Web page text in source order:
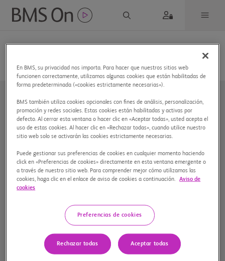
Nuestra compañía
Preferencias de cookies
Productos BMS
En BMS, su privacidad nos importa. Para hacer que nuestros sitios web
funcionen correctamente, utilizamos algunas cookies que están habilitadas de
forma predeterminada («cookies estrictamente necesarias»).
BMS también utiliza cookies opcionales con fines de análisis, personalización,
promoción y redes sociales. Estas cookies están habilitadas y activas por
defecto. Al cerrar esta ventana o hacer clic en «Aceptar todas», usted acepta el
uso de estas cookies. Al hacer clic en «Rechazar todas», cuando utilice nuestro
sitio web solo se activarán las cookies estrictamente necesarias.
Puede gestionar sus preferencias de cookies en cualquier momento haciendo
click en «Preferencias de cookies» directamente en esta ventana emergente o
a través de nuestro sitio web. Para comprender mejor cómo utilizamos las
cookies, haga clic en el enlace de aviso de cookies a continuación.
Aviso de
cookies
Preferencias de cookies
Rechazar todas Aceptar todas